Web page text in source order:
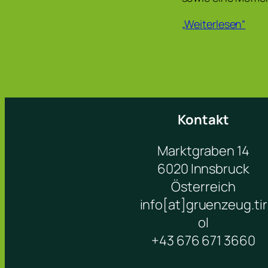
„Weiterlesen“
Kontakt
Marktgraben 14
6020 Innsbruck
Österreich
info[at]gruenzeug.tir
ol
+43 676 671 3660